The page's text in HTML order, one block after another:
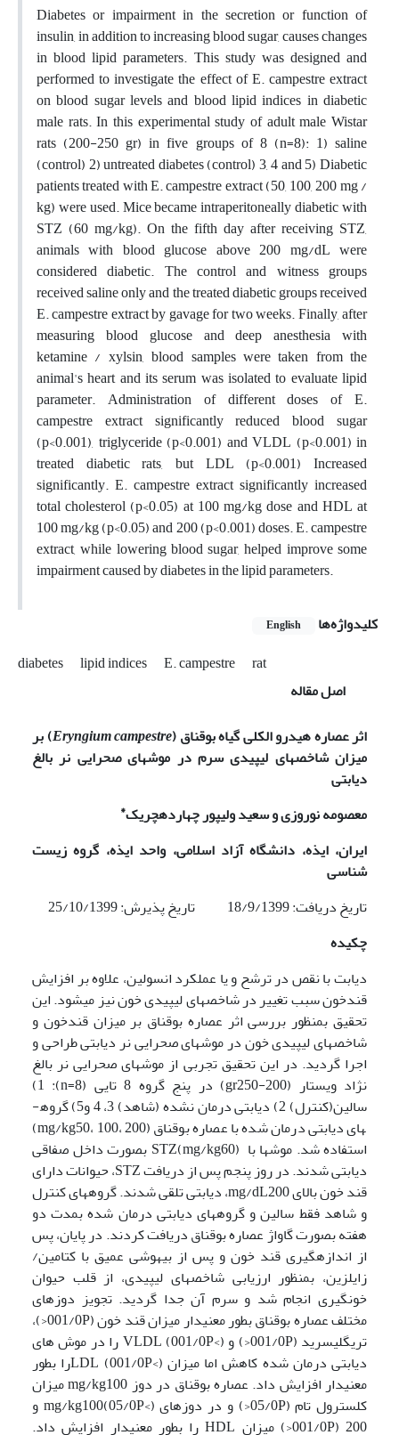
Diabetes or impairment in the secretion or function of
insulin, in addition to increasing blood sugar, causes changes
in blood lipid parameters. This study was designed and
performed to investigate the effect of E. campestre extract
on blood sugar levels and blood lipid indices in diabetic
male rats. In this experimental study of adult male Wistar
rats (200-250 gr) in five groups of 8 (n=8): 1) saline
(control) 2) untreated diabetes (control) 3, 4 and 5) Diabetic
patients treated with E. campestre extract (50, 100, 200 mg /
kg) were used. Mice became intraperitoneally diabetic with
STZ (60 mg/kg). On the fifth day after receiving STZ,
animals with blood glucose above 200 mg/dL were
considered diabetic. The control and witness groups
received saline only and the treated diabetic groups received
E. campestre extract by gavage for two weeks. Finally, after
measuring blood glucose and deep anesthesia with
ketamine / xylsin, blood samples were taken from the
animal's heart and its serum was isolated to evaluate lipid
parameter. Administration of different doses of E.
campestre extract significantly reduced blood sugar
(p<0.001), triglyceride (p<0.001) and VLDL (p<0.001) in
treated diabetic rats, but LDL (p<0.001) Increased
significantly. E. campestre extract significantly increased
total cholesterol (p<0.05) at 100 mg/kg dose and HDL at
100 mg/kg (p<0.05) and 200 (p<0.001) doses. E. campestre
extract, while lowering blood sugar, helped improve some
impairment caused by diabetes in the lipid parameters.
کلیدواژه‌ها
English
diabetes lipid indices E. campestre
rat
اصل مقاله
اثر عصاره هیدرو الکلی گیاه بوقناق (Eryngium campestre
)بر
میزان شاخص­های لیپیدی سرم در موش­های صحرایی نر بالغ
دیابتی
معصومه نوروزی و سعید ولی­پور چهارده­چریک*
ایران، ایذه، دانشگاه آزاد اسلامی، واحد ایذه، گروه زیست
شناسی
تاریخ دریافت: 18/9/1399 تاریخ پذیرش: 25/10/1399
چکیده
دیابت با نقص در ترشح و یا عملکرد انسولین، علاوه بر افزایش
قندخون سبب تغییر در شاخص­های لیپیدی خون نیز می­شود. این
تحقیق بمنظور بررسی اثر عصاره بوقناق بر میزان قندخون و
شاخص­های لیپیدی خون در موش­های صحرایی نر دیابتی طراحی و
اجرا گردید. در این تحقیق تجربی از موش­های صحرایی نر بالغ
نژاد ویستار (gr250-200) در پنج گروه 8 تایی (8=n): 1)
سالین(کنترل) 2) دیابتی درمان نشده (شاهد) 3، 4 و5) گروه­
های دیابتی درمان شده با عصاره بوقناق (mg/kg50، 100، 200)
استفاده شد. موش­ها با STZ(mg/kg60) بصورت داخل صفاقی
دیابتی شدند. در روز پنجم پس از دریافت STZ، حیوانات دارای
قند خون بالای mg/dL200، دیابتی تلقی شدند. گروه­های کنترل
و شاهد فقط سالین و گروه­های دیابتی درمان شده بمدت دو
هفته بصورت گاواژ عصاره بوقناق دریافت کردند. در پایان، پس
از اندازه­گیری قند خون و پس از بیهوشی عمیق با کتامین/
زایلزین، بمنظور ارزیابی شاخص­های لیپیدی، از قلب حیوان
خونگیری انجام شد و سرم آن جدا گردید. تجویز دوزهای
مختلف عصاره بوقناق بطور معنی­دار میزان قند خون (001/0P<)،
تری­گلیسرید (001/0P<) و VLDL (001/0P<) را در موش های
دیابتی درمان شده کاهش اما میزان LDL (001/0P<)را بطور
معنی­دار افزایش داد. عصاره بوقناق در دوز mg/kg100 میزان
کلسترول تام (05/0P<) و در دوزهای mg/kg100(05/0P<) و
200 (001/0P<) میزان HDL را بطور معنی­دار افزایش داد.